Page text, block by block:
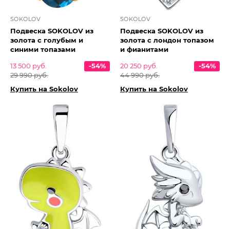
SOKOLOV
Подвеска SOKOLOV из
золота с голубым и
синими топазами
13 500 руб.
29 990 руб.
-54%
Купить на Sokolov
SOKOLOV
Подвеска SOKOLOV из
золота с лондон топазом
и фианитами
20 250 руб.
44 990 руб.
-54%
Купить на Sokolov